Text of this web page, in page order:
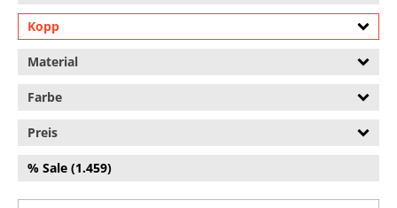
Kopp
Material
Farbe
Preis
% Sale (1.459)